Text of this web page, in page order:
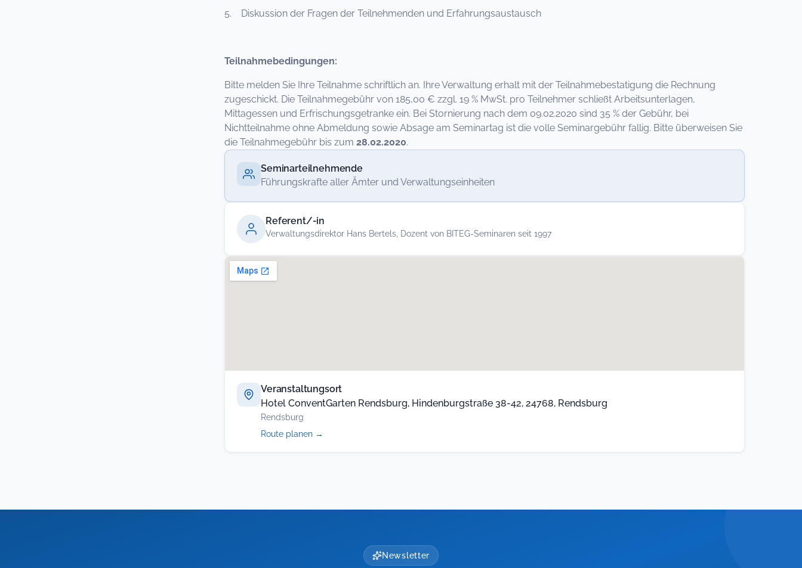
5. Diskussion der Fragen der Teilnehmenden und Erfahrungsaustausch
Teilnahmebedingungen:
Bitte melden Sie Ihre Teilnahme schriftlich an. Ihre Verwaltung erhalt mit der Teilnahmebestatigung die Rechnung
zugeschickt. Die Teilnahmegebühr von 185,00 € zzgl. 19 % MwSt. pro Teilnehmer schließt Arbeitsunterlagen,
Mittagessen und Erfrischungsgetranke ein. Bei Stornierung nach dem 09.02.2020 sind 35 % der Gebühr, bei
Nichtteilnahme ohne Abmeldung sowie Absage am Seminartag ist die volle Seminargebühr fallig. Bitte überweisen Sie
die Teilnahmegebühr bis zum 28.02.2020.
Seminarteilnehmende
Führungskrafte aller Ämter und Verwaltungseinheiten
Referent/-in
Verwaltungsdirektor Hans Bertels, Dozent von BITEG-Seminaren seit 1997
Veranstaltungsort
Hotel ConventGarten Rendsburg, Hindenburgstraße 38-42, 24768, Rendsburg
Rendsburg
Route planen →
Newsletter